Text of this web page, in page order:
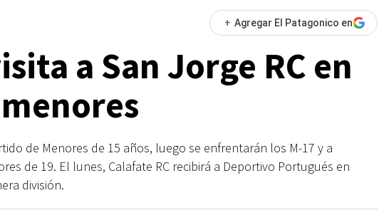
+ Agregar El Patagonico en
a San Jorge RC en
de Menores de 15 años, luego se enfrentarán los M-17 y a
de 19. El lunes, Calafate RC recibirá a Deportivo Portugués en
división.